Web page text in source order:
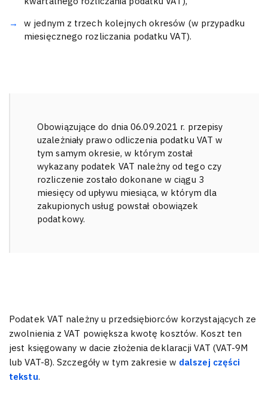
w jednym z trzech kolejnych okresów (w przypadku
miesięcznego rozliczania podatku VAT).
Obowiązujące do dnia 06.09.2021 r. przepisy
uzależniały prawo odliczenia podatku VAT w
tym samym okresie, w którym został
wykazany podatek VAT należny od tego czy
rozliczenie zostało dokonane w ciągu 3
miesięcy od upływu miesiąca, w którym dla
zakupionych usług powstał obowiązek
podatkowy.
Podatek VAT należny u przedsiębiorców korzystających ze
zwolnienia z VAT powiększa kwotę kosztów. Koszt ten
jest księgowany w dacie złożenia deklaracji VAT (VAT-9M
lub VAT-8). Szczegóły w tym zakresie w dalszej części
tekstu.